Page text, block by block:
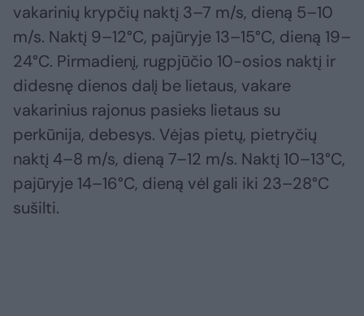
vakarinių krypčių naktį 3–7 m/s, dieną 5–10
m/s. Naktį 9–12°C, pajūryje 13–15°C, dieną 19–
24°C. Pirmadienį, rugpjūčio 10-osios naktį ir
didesnę dienos dalį be lietaus, vakare
vakarinius rajonus pasieks lietaus su
perkūnija, debesys. Vėjas pietų, pietryčių
naktį 4–8 m/s, dieną 7–12 m/s. Naktį 10–13°C,
pajūryje 14–16°C, dieną vėl gali iki 23–28°C
sušilti.